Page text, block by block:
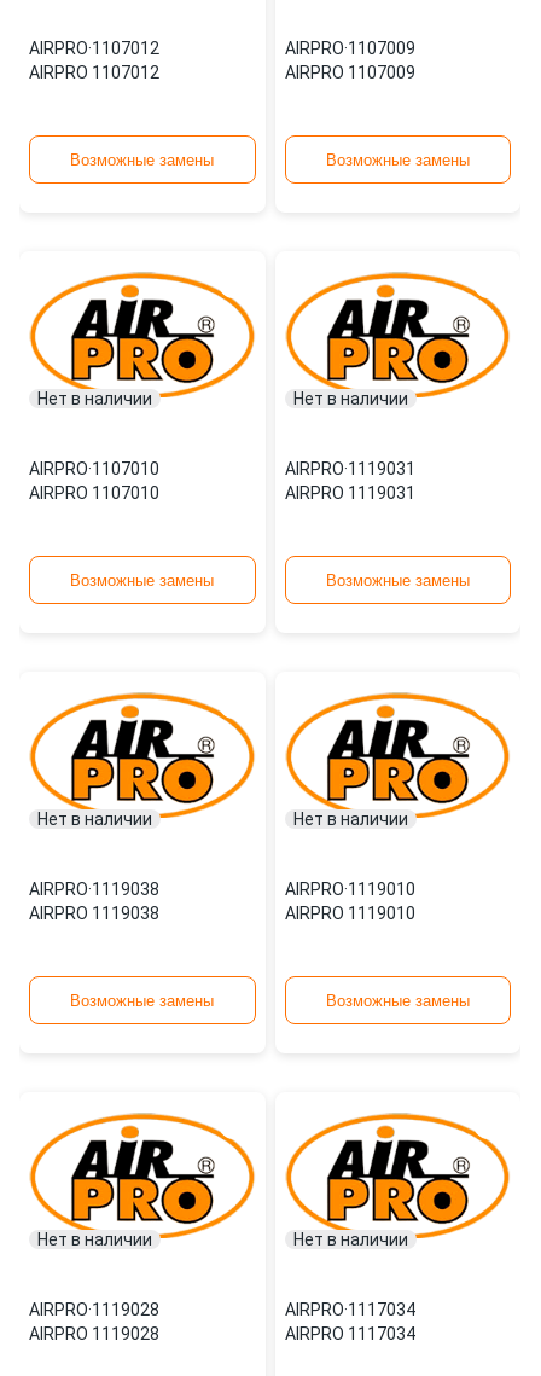
AIRPRO·1107012
AIRPRO 1107012
Возможные замены
AIRPRO·1107009
AIRPRO 1107009
Возможные замены
Нет в наличии
AIRPRO·1107010
AIRPRO 1107010
Возможные замены
Нет в наличии
AIRPRO·1119031
AIRPRO 1119031
Возможные замены
Нет в наличии
AIRPRO·1119038
AIRPRO 1119038
Возможные замены
Нет в наличии
AIRPRO·1119010
AIRPRO 1119010
Возможные замены
Нет в наличии
AIRPRO·1119028
AIRPRO 1119028
Нет в наличии
AIRPRO·1117034
AIRPRO 1117034